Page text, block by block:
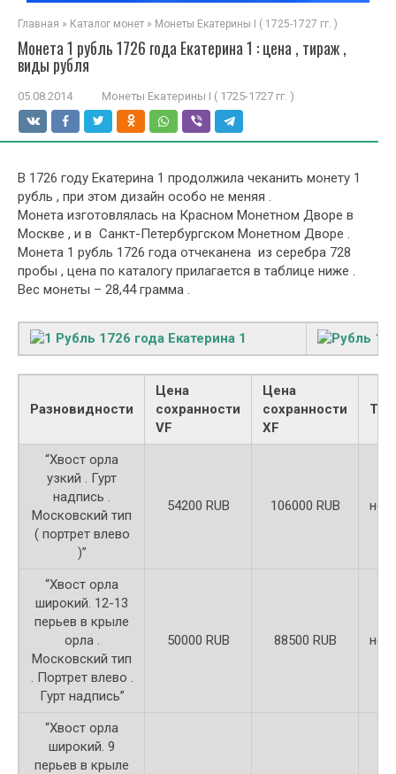
Главная » Каталог монет » Монеты Екатерины I ( 1725-1727 гг. )
Монета 1 рубль 1726 года Екатерина 1 : цена , тираж ,
виды рубля
05.08.2014 Монеты Екатерины I ( 1725-1727 гг. )
В 1726 году Екатерина 1 продолжила чеканить монету 1
рубль , при этом дизайн особо не меняя .
Монета изготовлялась на Красном Монетном Дворе в
Москве , и в Санкт-Петербургском Монетном Дворе .
Монета 1 рубль 1726 года отчеканена из серебра 728
пробы , цена по каталогу прилагается в таблице ниже .
Вес монеты – 28,44 грамма .
Разновидности
Цена
сохранности
VF
Цена
сохранности
XF
“Хвост орла
узкий . Гурт
надпись .
Московский тип
( портрет влево
)”
54200 RUB 106000 RUB
“Хвост орла
широкий. 12-13
перьев в крыле
орла .
Московский тип
. Портрет влево .
Гурт надпись”
50000 RUB 88500 RUB
“Хвост орла
широкий. 9
перьев в крыле